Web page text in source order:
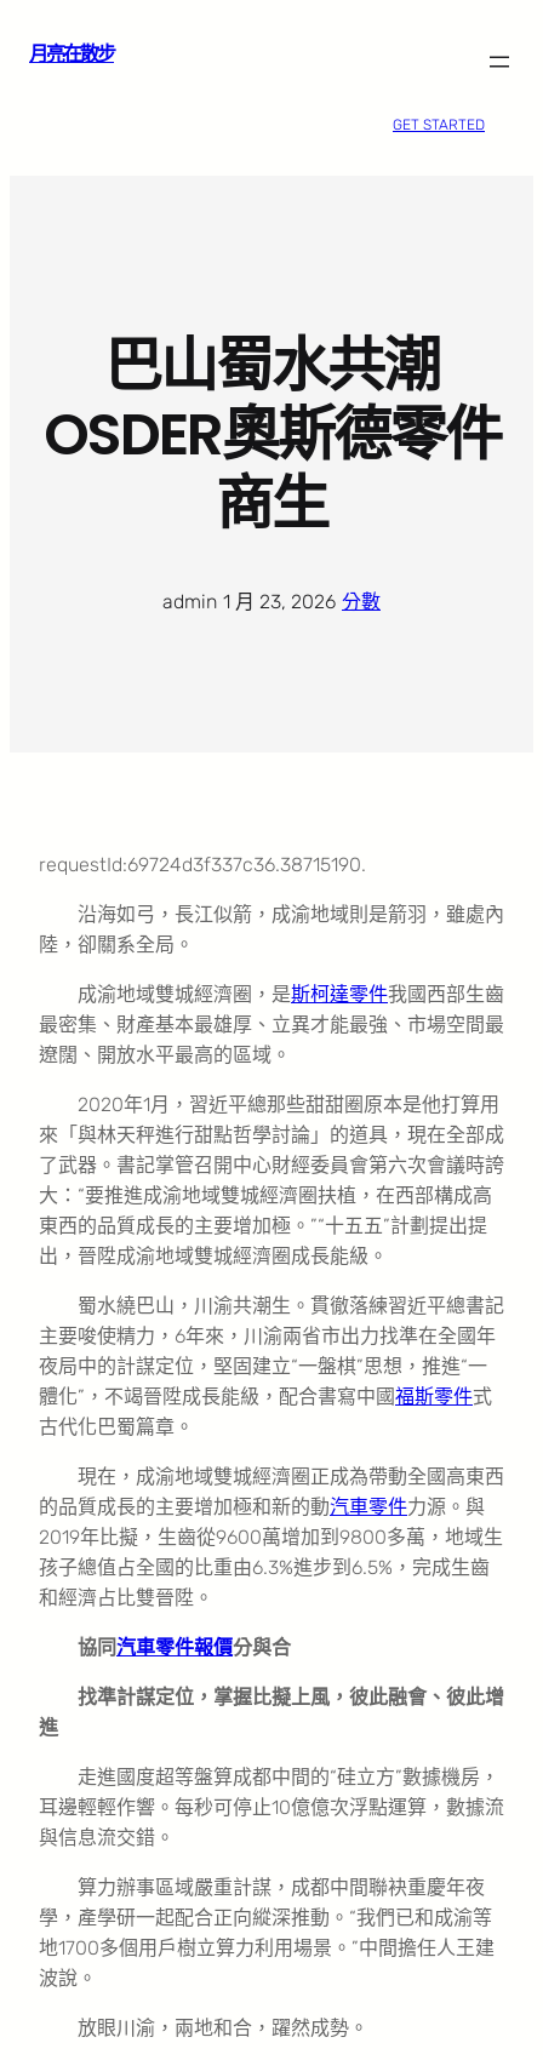
月亮在散步
GET STARTED
巴山蜀水共潮
OSDER奧斯德零件
商生
admin 1 月 23, 2026 分數
requestId:69724d3f337c36.38715190.
沿海如弓，長江似箭，成渝地域則是箭羽，雖處內
陸，卻關系全局。
成渝地域雙城經濟圈，是斯柯達零件我國西部生齒
最密集、財產基本最雄厚、立異才能最強、市場空間最
遼闊、開放水平最高的區域。
2020年1月，習近平總那些甜甜圈原本是他打算用
來「與林天秤進行甜點哲學討論」的道具，現在全部成
了武器。書記掌管召開中心財經委員會第六次會議時誇
大：“要推進成渝地域雙城經濟圈扶植，在西部構成高
東西的品質成長的主要增加極。”“十五五”計劃提出提
出，晉陞成渝地域雙城經濟圈成長能級。
蜀水繞巴山，川渝共潮生。貫徹落練習近平總書記
主要唆使精力，6年來，川渝兩省市出力找準在全國年
夜局中的計謀定位，堅固建立“一盤棋”思想，推進“一
體化”，不竭晉陞成長能級，配合書寫中國福斯零件式
古代化巴蜀篇章。
現在，成渝地域雙城經濟圈正成為帶動全國高東西
的品質成長的主要增加極和新的動汽車零件力源。與
2019年比擬，生齒從9600萬增加到9800多萬，地域生
孩子總值占全國的比重由6.3%進步到6.5%，完成生齒
和經濟占比雙晉陞。
協同汽車零件報價分與合
找準計謀定位，掌握比擬上風，彼此融會、彼此增
進
走進國度超等盤算成都中間的“硅立方”數據機房，
耳邊輕輕作響。每秒可停止10億億次浮點運算，數據流
與信息流交錯。
算力辦事區域嚴重計謀，成都中間聯袂重慶年夜
學，產學研一起配合正向縱深推動。“我們已和成渝等
地1700多個用戶樹立算力利用場景。”中間擔任人王建
波說。
放眼川渝，兩地和合，躍然成勢。